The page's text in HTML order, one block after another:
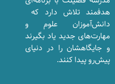
هدفمند تلاش دارد که
دانش‌آموزان علوم و
مهارت‌های جدید یاد بگیرند
و جایگاهشان را در دنیای
پیش‌رو پیدا کنند.